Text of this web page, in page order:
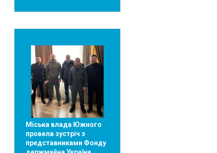
Міська влада Южного
провела зустріч з
представниками Фонду